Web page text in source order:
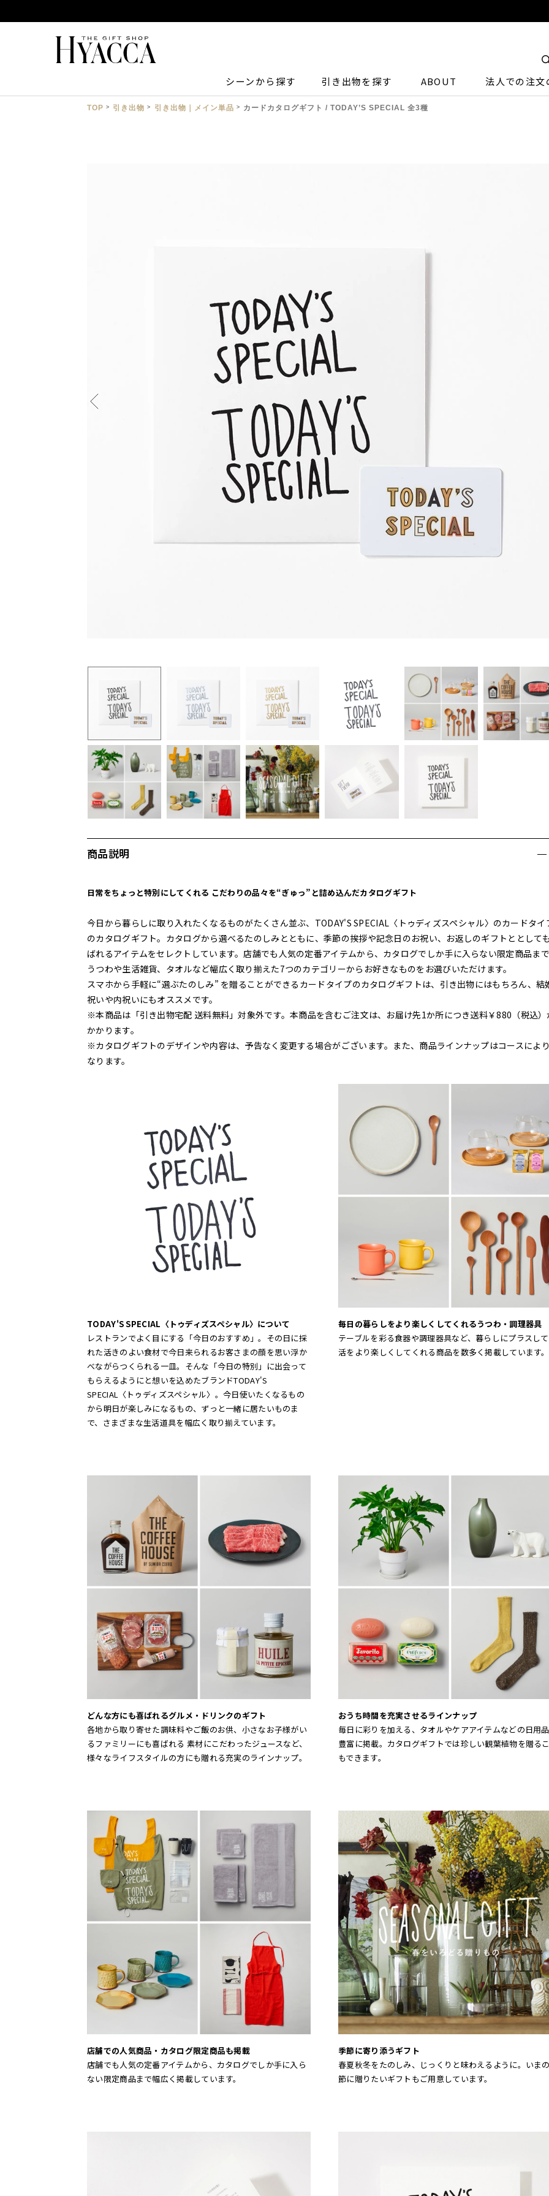
シーンから探す 引き出物を探す ABOUT 法人での注文
TOP 引き出物 引き出物｜メイン単品 カードカタログギフト / TODAY’S SPECIAL 全3種
商品説明
日常をちょっと特別にしてくれる こだわりの品々を“ぎゅっ”と詰め込んだカタログギフト
今日から暮らしに取り入れたくなるものがたくさん並ぶ、TODAY'S SPECIAL〈トゥディズスペシャル〉のカードタイ
のカタログギフト。カタログから選べるたのしみとともに、季節の挨拶や記念日のお祝い、お返しのギフトととして
ばれるアイテムをセレクトしています。店舗でも人気の定番アイテムから、カタログでしか手に入らない限定商品ま
うつわや生活雑貨、タオルなど幅広く取り揃えた7つのカテゴリーからお好きなものをお選びいただけます。
スマホから手軽に“選ぶたのしみ” を贈ることができるカードタイプのカタログギフトは、引き出物にはもちろん、結
祝いや内祝いにもオススメです。
※本商品は「引き出物宅配 送料無料」対象外です。本商品を含むご注文は、お届け先1か所につき送料￥880（税込）
かかります。
※カタログギフトのデザインや内容は、予告なく変更する場合がございます。また、商品ラインナップはコースによ
なります。
TODAY'S SPECIAL〈トゥディズスペシャル〉について
レストランでよく目にする「今日のおすすめ」。その日に採
れた活きのよい食材で今日来られるお客さまの顔を思い浮か
べながらつくられる一皿。そんな「今日の特別」に出会って
もらえるようにと想いを込めたブランドTODAY'S
SPECIAL〈トゥディズスペシャル〉。今日使いたくなるもの
から明日が楽しみになるもの、ずっと一緒に居たいものま
で、さまざまな生活道具を幅広く取り揃えています。
毎日の暮らしをより楽しくしてくれるうつわ・調理器具
テーブルを彩る食器や調理器具など、暮らしにプラスし
活をより楽しくしてくれる商品を数多く掲載しています。
どんな方にも喜ばれるグルメ・ドリンクのギフト
各地から取り寄せた調味料やご飯のお供、小さなお子様がい
るファミリーにも喜ばれる 素材にこだわったジュースなど、
様々なライフスタイルの方にも贈れる充実のラインナップ。
おうち時間を充実させるラインナップ
毎日に彩りを加える、タオルやケアアイテムなどの日用
豊富に掲載。カタログギフトでは珍しい観葉植物を贈る
もできます。
店舗での人気商品・カタログ限定商品も掲載
店舗でも人気の定番アイテムから、カタログでしか手に入ら
ない限定商品まで幅広く掲載しています。
季節に寄り添うギフト
春夏秋冬をたのしみ、じっくりと味わえるように。いま
節に贈りたいギフトもご用意しています。